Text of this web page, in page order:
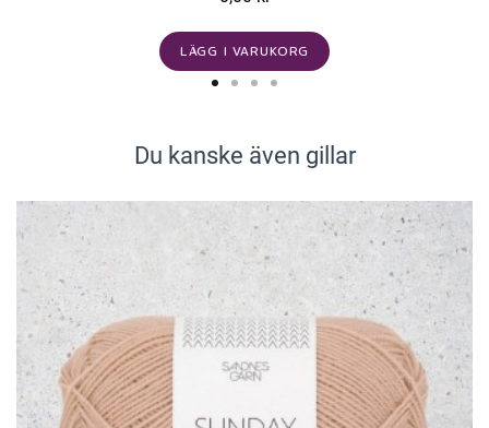
LÄGG I VARUKORG
Du kanske även gillar